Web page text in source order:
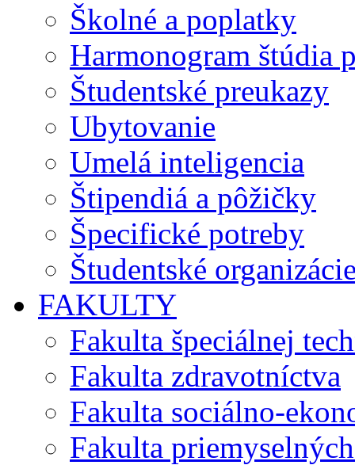
Školné a poplatky
Harmonogram štúdia
Študentské preukazy
Ubytovanie
Umelá inteligencia
Štipendiá a pôžičky
Špecifické potreby
Študentské
FAKULTY
Fakulta špeciálnej
Fakulta zdravotníctva
Fakulta sociálno-
Fakulta